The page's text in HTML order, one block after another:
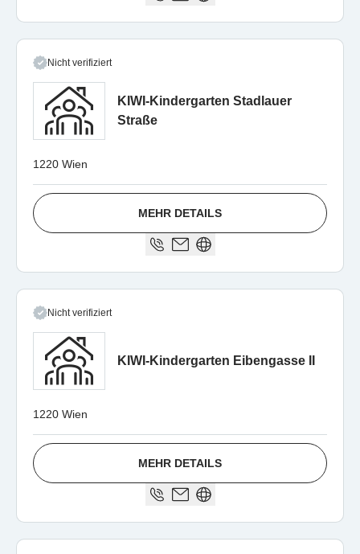
Nicht verifiziert
KIWI-Kindergarten Stadlauer
Straße
1220 Wien
MEHR DETAILS
Nicht verifiziert
KIWI-Kindergarten Eibengasse II
1220 Wien
MEHR DETAILS